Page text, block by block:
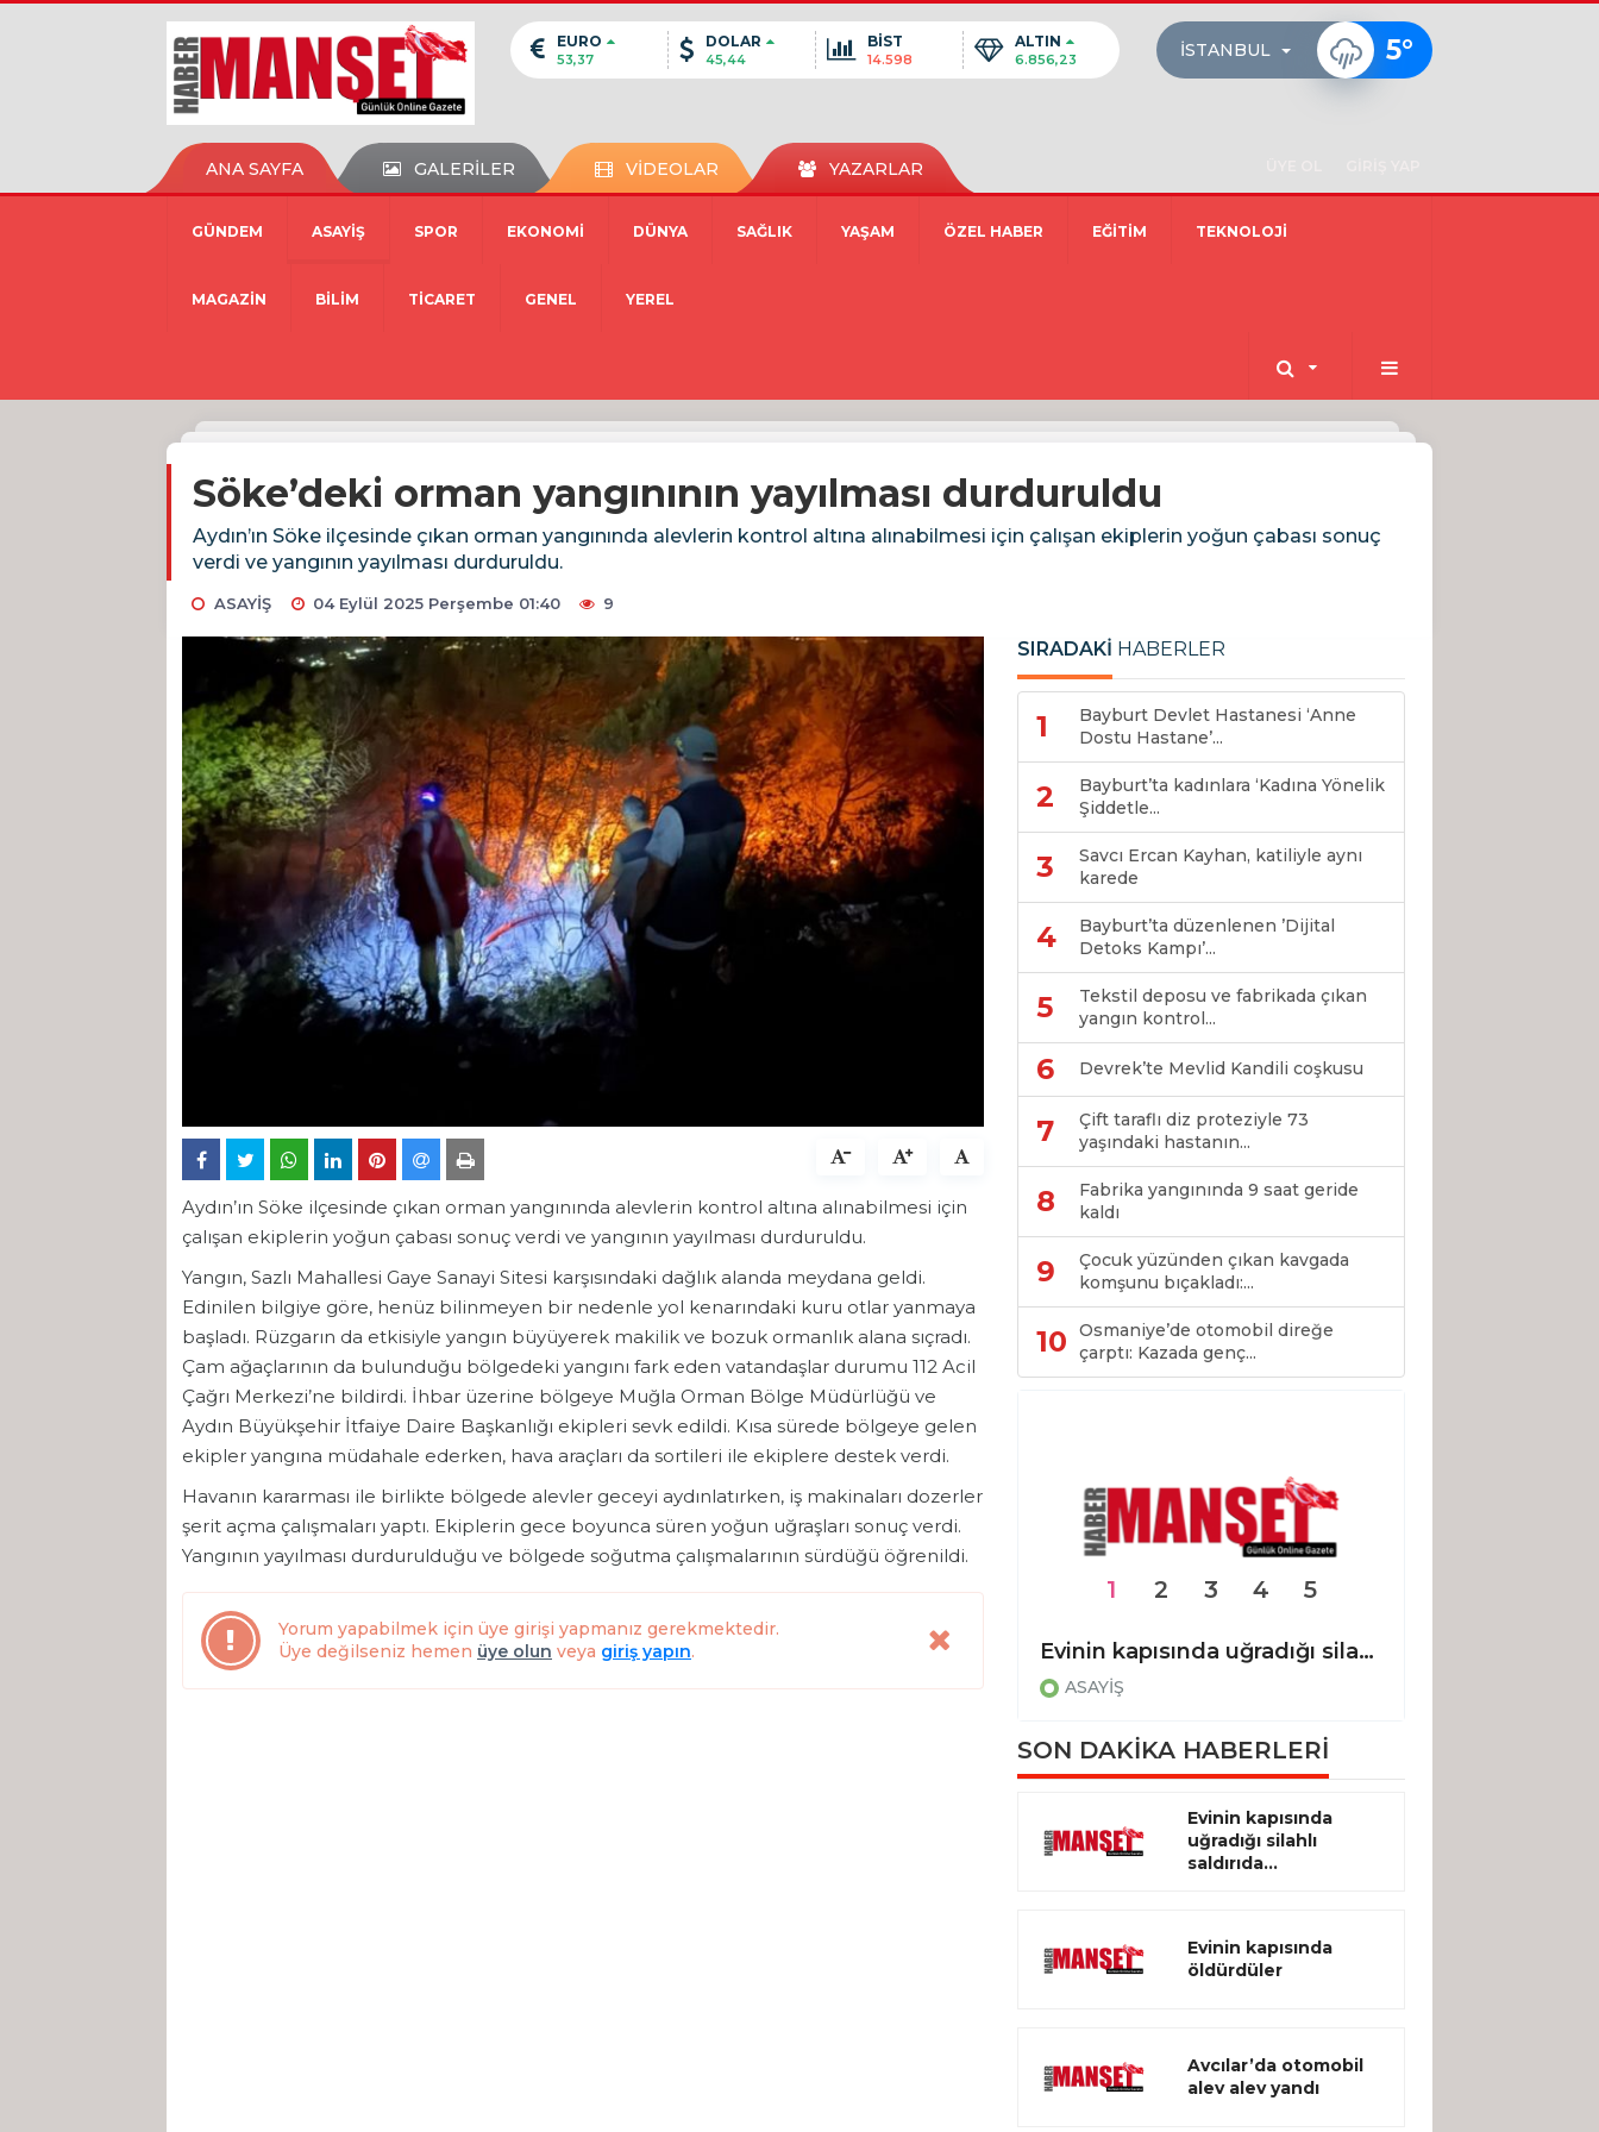
EURO
53,37
DOLAR
45,44
BİST
14.598
ALTIN
6.856,23 İSTANBUL 5°
ANA SAYFA GALERİLER VİDEOLAR YAZARLAR
GÜNDEM ASAYİŞ SPOR EKONOMİ DÜNYA SAĞLIK YAŞAM ÖZEL HABER EĞİTİM TEKNOLOJİ
MAGAZİN BİLİM TİCARET GENEL YEREL
Söke’deki orman yangınının yayılması durduruldu
Aydın’ın Söke ilçesinde çıkan orman yangınında alevlerin kontrol altına alınabilmesi için çalışan ekiplerin yoğun çabası sonuç
verdi ve yangının yayılması durduruldu.
ASAYİŞ 04 Eylül 2025 Perşembe 01:40 9
Aydın’ın Söke ilçesinde çıkan orman yangınında alevlerin kontrol altına alınabilmesi için
çalışan ekiplerin yoğun çabası sonuç verdi ve yangının yayılması durduruldu.
Yangın, Sazlı Mahallesi Gaye Sanayi Sitesi karşısındaki dağlık alanda meydana geldi.
Edinilen bilgiye göre, henüz bilinmeyen bir nedenle yol kenarındaki kuru otlar yanmaya
başladı. Rüzgarın da etkisiyle yangın büyüyerek makilik ve bozuk ormanlık alana sıçradı.
Çam ağaçlarının da bulunduğu bölgedeki yangını fark eden vatandaşlar durumu 112 Acil
Çağrı Merkezi’ne bildirdi. İhbar üzerine bölgeye Muğla Orman Bölge Müdürlüğü ve
Aydın Büyükşehir İtfaiye Daire Başkanlığı ekipleri sevk edildi. Kısa sürede bölgeye gelen
ekipler yangına müdahale ederken, hava araçları da sortileri ile ekiplere destek verdi.
Havanın kararması ile birlikte bölgede alevler geceyi aydınlatırken, iş makinaları dozerler
şerit açma çalışmaları yaptı. Ekiplerin gece boyunca süren yoğun uğraşları sonuç verdi.
Yangının yayılması durdurulduğu ve bölgede soğutma çalışmalarının sürdüğü öğrenildi.
Yorum yapabilmek için üye girişi yapmanız gerekmektedir.
Üye değilseniz hemen üye olun veya giriş yapın.
SIRADAKİ HABERLER
1
Bayburt Devlet Hastanesi ‘Anne
Dostu Hastane’...
2
Bayburt’ta kadınlara ‘Kadına Yönelik
Şiddetle...
3
Savcı Ercan Kayhan, katiliyle aynı
karede
4
Bayburt’ta düzenlenen ’Dijital
Detoks Kampı’...
5
Tekstil deposu ve fabrikada çıkan
yangın kontrol...
6 Devrek’te Mevlid Kandili coşkusu
7
Çift taraflı diz proteziyle 73
yaşındaki hastanın...
8
Fabrika yangınında 9 saat geride
kaldı
9
Çocuk yüzünden çıkan kavgada
komşunu bıçakladı:...
10
Osmaniye’de otomobil direğe
çarptı: Kazada genç...
ASAYİŞ
Evinin kapısında uğradığı silahlı saldırıda hayatını kaybetti
ASAYİŞ
1 2 3 4 5
SON DAKİKA HABERLERİ
Evinin kapısında
uğradığı silahlı
saldırıda...
Evinin kapısında
öldürdüler
Avcılar’da otomobil
alev alev yandı